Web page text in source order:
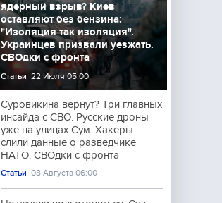
ядерный взрыв? Киев
оставляют без бензина:
"Изоляция так изоляция".
Украинцев призвали уезжать.
СВОдки с фронта
Статьи 22 Июля 05:00
Суровикина вернут? Три главных
инсайда с СВО. Русские дроны
уже на улицах Сум. Хакеры
слили данные о разведчике
НАТО. СВОдки с фронта
Статьи 08 Августа 06:00